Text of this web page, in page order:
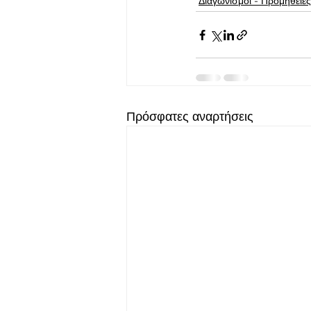
Πρόσφατες αναρτήσεις